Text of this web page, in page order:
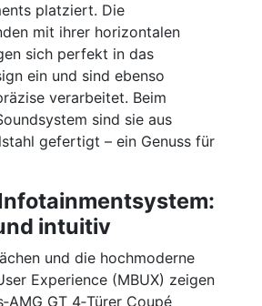
platziert. Die
mit ihrer horizontalen
sich perfekt in das
ein und sind ebenso
verarbeitet. Beim
sind sie aus
gefertigt – ein Genuss für
intuitiv
und die hochmoderne
Experience (MBUX) zeigen
GT 4‑Türer Coupé